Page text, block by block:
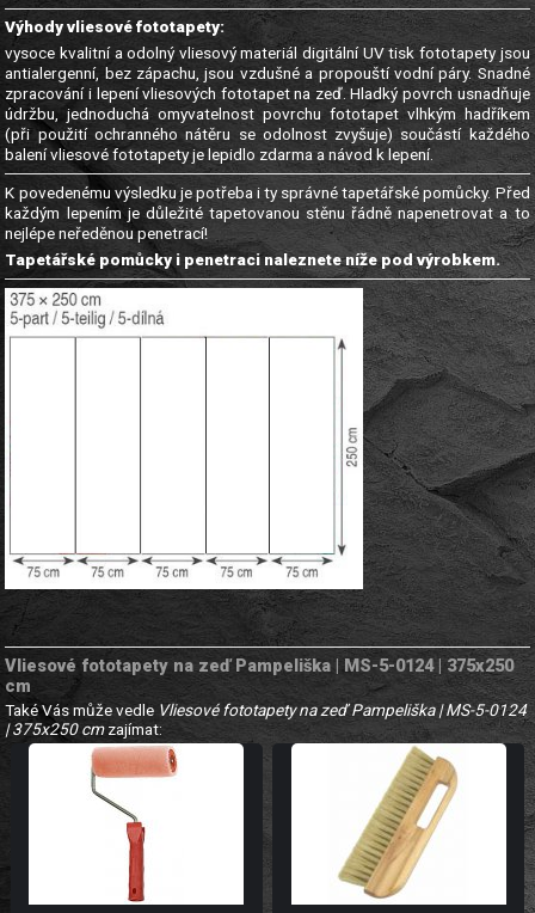
Výhody vliesové fototapety:
vysoce kvalitní a odolný vliesový materiál digitální UV tisk fototapety jsou
antialergenní, bez zápachu, jsou vzdušné a propouští vodní páry. Snadné
zpracování i lepení vliesových fototapet na zeď. Hladký povrch usnadňuje
údržbu, jednoduchá omyvatelnost povrchu fototapet vlhkým hadříkem
(při použití ochranného nátěru se odolnost zvyšuje) součástí každého
balení vliesové fototapety je lepidlo zdarma a návod k lepení.
K povedenému výsledku je potřeba i ty správné tapetářské pomůcky. Před
každým lepením je důležité tapetovanou stěnu řádně napenetrovat a to
nejlépe neředěnou penetrací!
Tapetářské pomůcky i penetraci naleznete níže pod výrobkem.
Vliesové fototapety na zeď Pampeliška | MS-5-0124 | 375x250
cm
Také Vás může vedle Vliesové fototapety na zeď Pampeliška | MS-5-0124
| 375x250 cmzajímat: